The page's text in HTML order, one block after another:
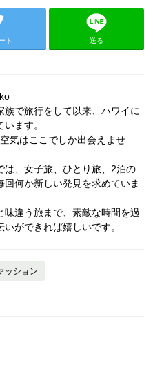
ト 送る
族で旅行をして以来、ハワイに
ます。
気はここでしか出会えませ
は、女子旅、ひとり旅、2泊の
回何か新しい発見を求めていま
味違う旅まで、素敵な時間を過
いができれば嬉しいです。
ッション